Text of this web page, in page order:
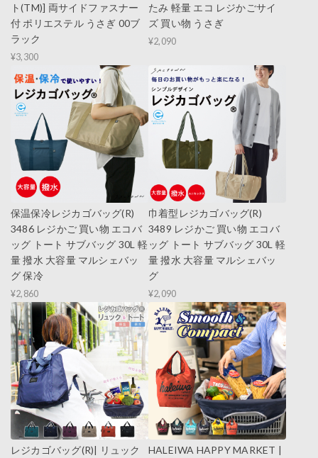
ト(TM)] 両サイドファスナー
付 ポリエステル うさぎ 00ブ
ラック
¥3,300
たみ 軽量 エコ レジかごサイ
ズ 買い物 うさぎ
¥2,090
保温保冷レジカゴバッグ(R)
3486 レジかご 買い物 エコバ
ッグ トート サブバッグ 30L 軽
量 撥水 大容量 マルシェバッ
グ 保冷
¥2,860
巾着型レジカゴバッグ(R)
3489 レジかご 買い物 エコバ
ッグ トート サブバッグ 30L 軽
量 撥水 大容量 マルシェバッ
グ
¥2,090
レジカゴバッグ(R)| リュック
HALEIWA HAPPY MARKET |